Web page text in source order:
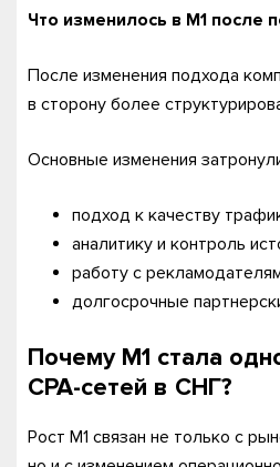
Что изменилось в M1 после
После изменения подхода
в сторону более
Основные изменения
подход к качеству
аналитику и контроль
работу с
долгосрочные
Почему M1 стала
CPA-сетей в СНГ?
Рост M1 связан не только с